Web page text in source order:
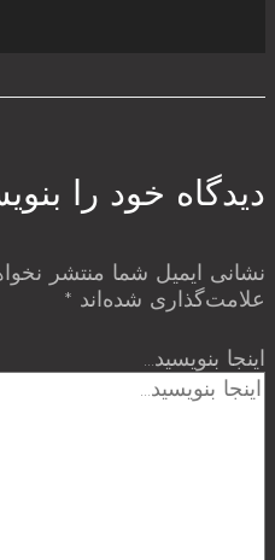
دیدگاه‌ خود را
نشانی ایمیل شما منتشر
علامت‌گذاری شده‌اند *
اینجا بنویسید…